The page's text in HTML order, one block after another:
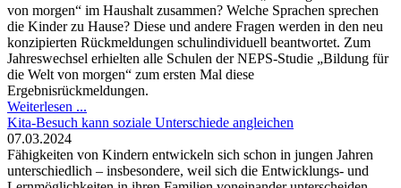
von morgen“ im Haushalt zusammen? Welche Sprachen sprechen
die Kinder zu Hause? Diese und andere Fragen werden in den neu
konzipierten Rückmeldungen schulindividuell beantwortet. Zum
Jahreswechsel erhielten alle Schulen der NEPS-Studie „Bildung für
die Welt von morgen“ zum ersten Mal diese
Ergebnisrückmeldungen.
Weiterlesen ...
Kita-Besuch kann soziale Unterschiede angleichen
07.03.2024
Fähigkeiten von Kindern entwickeln sich schon in jungen Jahren
unterschiedlich – insbesondere, weil sich die Entwicklungs- und